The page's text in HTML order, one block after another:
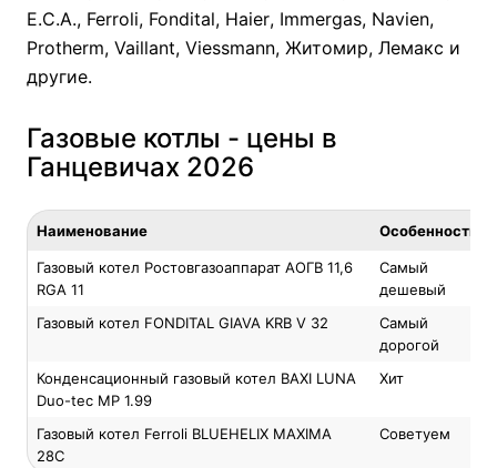
E.C.A., Ferroli, Fondital, Haier, Immergas, Navien,
Protherm, Vaillant, Viessmann, Житомир, Лемакс и
другие.
Газовые котлы - цены в
Ганцевичах 2026
Наименование Особенность
Газовый котел Ростовгазоаппарат АОГВ 11,6
RGA 11
Самый
дешевый
Газовый котел FONDITAL GIAVA KRB V 32
Самый
дорогой
Конденсационный газовый котел BAXI LUNA
Duo-tec MP 1.99
Хит
Газовый котел Ferroli BLUEHELIX MAXIMA
28C
Советуем